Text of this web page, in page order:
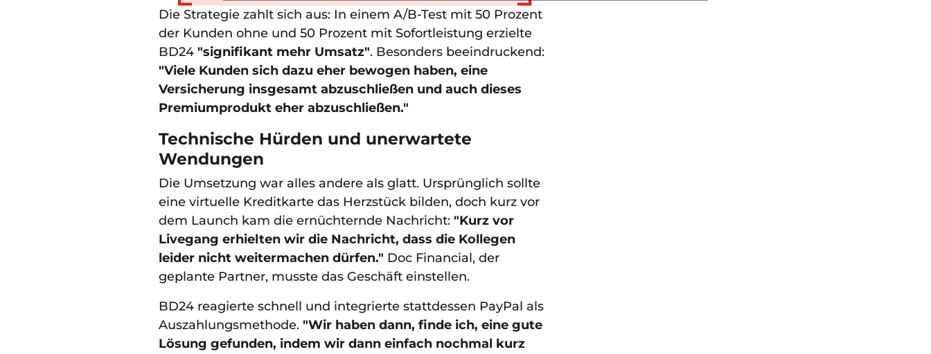
Die Strategie zahlt sich aus: In einem A/B-Test mit 50 Prozent
der Kunden ohne und 50 Prozent mit Sofortleistung erzielte
BD24 "signifikant mehr Umsatz". Besonders beeindruckend:
"Viele Kunden sich dazu eher bewogen haben, eine
Versicherung insgesamt abzuschließen und auch dieses
Premiumprodukt eher abzuschließen."
Technische Hürden und unerwartete
Wendungen
Die Umsetzung war alles andere als glatt. Ursprünglich sollte
eine virtuelle Kreditkarte das Herzstück bilden, doch kurz vor
dem Launch kam die ernüchternde Nachricht: "Kurz vor
Livegang erhielten wir die Nachricht, dass die Kollegen
leider nicht weitermachen dürfen." Doc Financial, der
geplante Partner, musste das Geschäft einstellen.
BD24 reagierte schnell und integrierte stattdessen PayPal als
Auszahlungsmethode. "Wir haben dann, finde ich, eine gute
Lösung gefunden, indem wir dann einfach nochmal kurz